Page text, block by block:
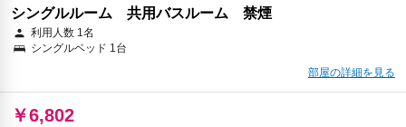
シングルルーム 共用バスルーム 禁煙
利用人数 1名
シングルベッド 1台
部屋の詳細を見る
￥6,802